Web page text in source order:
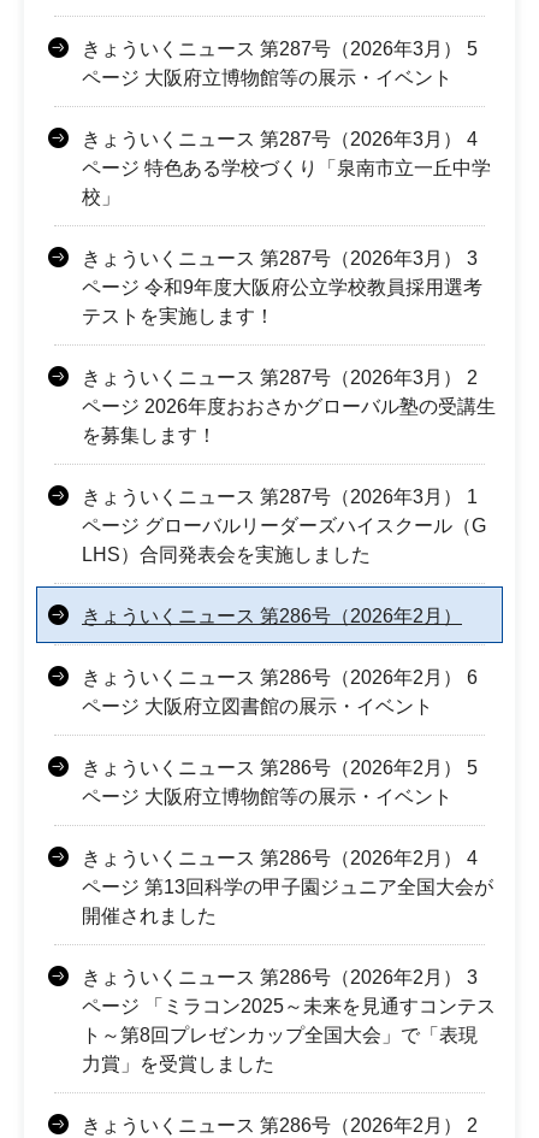
きょういくニュース 第287号（2026年3月） 5
ページ 大阪府立博物館等の展示・イベント
きょういくニュース 第287号（2026年3月） 4
ページ 特色ある学校づくり「泉南市立一丘中学
校」
きょういくニュース 第287号（2026年3月） 3
ページ 令和9年度大阪府公立学校教員採用選考
テストを実施します！
きょういくニュース 第287号（2026年3月） 2
ページ 2026年度おおさかグローバル塾の受講生
を募集します！
きょういくニュース 第287号（2026年3月） 1
ページ グローバルリーダーズハイスクール（G
LHS）合同発表会を実施しました
きょういくニュース 第286号（2026年2月）
きょういくニュース 第286号（2026年2月） 6
ページ 大阪府立図書館の展示・イベント
きょういくニュース 第286号（2026年2月） 5
ページ 大阪府立博物館等の展示・イベント
きょういくニュース 第286号（2026年2月） 4
ページ 第13回科学の甲子園ジュニア全国大会が
開催されました
きょういくニュース 第286号（2026年2月） 3
ページ 「ミラコン2025～未来を見通すコンテス
ト～第8回プレゼンカップ全国大会」で「表現
力賞」を受賞しました
きょういくニュース 第286号（2026年2月） 2